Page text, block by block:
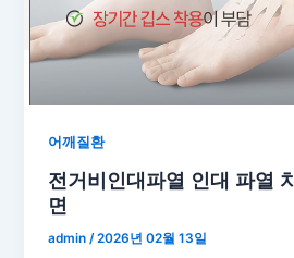
어깨질환
전거비인대파열 인대 파열
면
admin /2026년 02월 13일